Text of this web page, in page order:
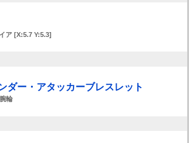
ア [X:5.7 Y:5.3]
ダー・アタッカーブレスレット
輪